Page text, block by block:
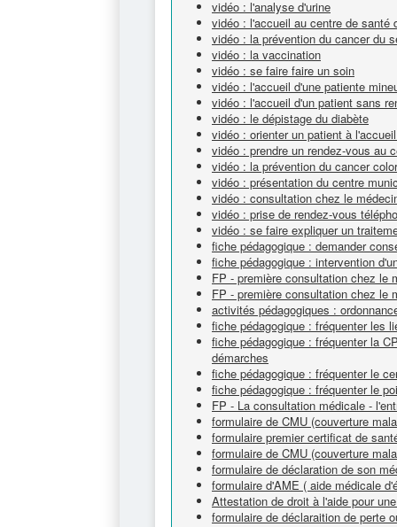
vidéo : l'analyse d'urine
vidéo : l'accueil au centre de santé
vidéo : la prévention du cancer du
vidéo : la vaccination
vidéo : se faire faire un soin
vidéo : l'accueil d'une patiente
vidéo : l'accueil d'un patient sans
vidéo : le dépistage du diabète
vidéo : orienter un patient à
vidéo : prendre un rendez-vous au
vidéo : la prévention du cancer
vidéo : présentation du centre
vidéo : consultation chez le
vidéo : prise de rendez-vous
vidéo : se faire expliquer un
fiche pédagogique : demander
fiche pédagogique : intervention
FP - première consultation chez le
FP - première consultation chez le
activités pédagogiques :
fiche pédagogique : fréquenter les
fiche pédagogique : fréquenter la
démarches
fiche pédagogique : fréquenter le
fiche pédagogique : fréquenter le
FP - La consultation médicale -
formulaire de CMU (couverture
formulaire premier certificat de
formulaire de CMU (couverture
formulaire de déclaration de son
formulaire d'AME ( aide médicale
Attestation de droit à l'aide pour
formulaire de déclaraition de perte